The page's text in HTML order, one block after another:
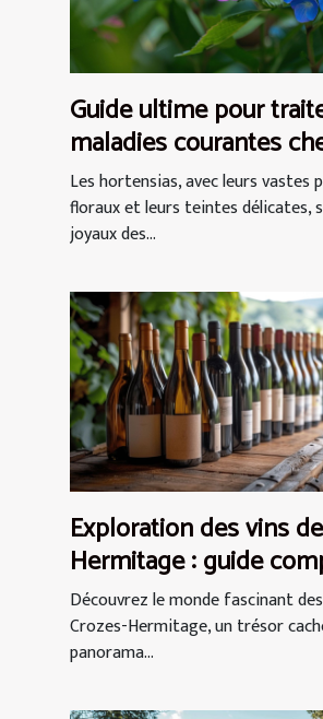
Guide ultime pour
maladies courantes
hortensias
Les hortensias, avec leurs vastes
floraux et leurs teintes délicates,
joyaux des...
Exploration des vins
Hermitage : guide
débutants
Découvrez le monde fascinant
Crozes-Hermitage, un trésor
panorama...